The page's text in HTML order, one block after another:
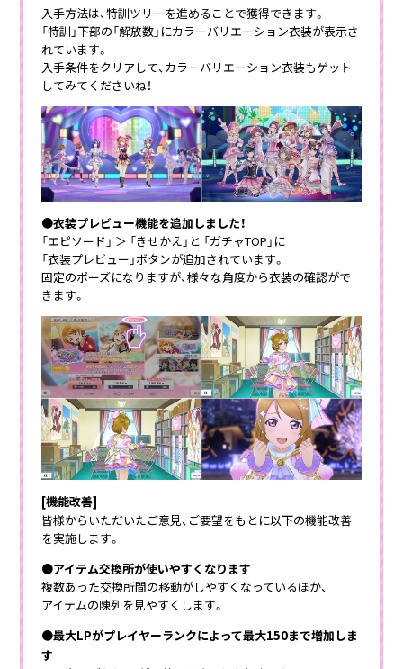
入手方法は、特訓ツリーを進めることで獲得できます。
「特訓」下部の「解放数」にカラーバリエーション衣装が表示さ
れています。
入手条件をクリアして、カラーバリエーション衣装もゲット
してみてくださいね！
●衣装プレビュー機能を追加しました！
「エピソード」 ＞ 「きせかえ」と 「ガチャTOP」に
「衣装プレビュー」ボタンが追加されています。
固定のポーズになりますが、様々な角度から衣装の確認がで
きます。
[機能改善]
皆様からいただいたご意見、ご要望をもとに以下の機能改善
を実施します。
●アイテム交換所が使いやすくなります
複数あった交換所間の移動がしやすくなっているほか、
アイテムの陳列を見やすくします。
●最大LPがプレイヤーランクによって最大150まで増加しま
す